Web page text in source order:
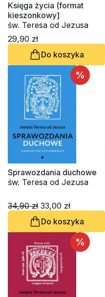
Księga życia (format
kieszonkowy]
św. Teresa od Jezusa
29,90 zł
Do koszyka
%
Sprawozdania duchowe
św. Teresa od Jezusa
34,90 zł 33,00 zł
Do koszyka
%